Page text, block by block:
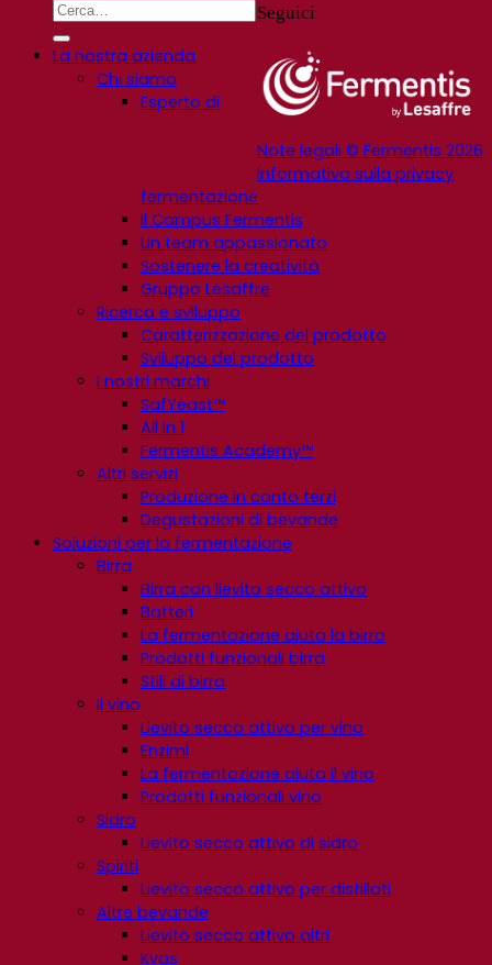
Seguici
Note legali © Fermentis 2026
Informativa sulla privacy
La nostra azienda
Chi siamo
Esperto di
fermentazione
Il Campus Fermentis
Un team appassionato
Sostenere la creatività
Gruppo Lesaffre
Ricerca e sviluppo
Caratterizzazione del prodotto
Sviluppo del prodotto
I nostri marchi
SafYeast™
All In 1
Fermentis Academy™
Altri servizi
Produzione in conto terzi
Degustazioni di bevande
Soluzioni per la fermentazione
Birra
Birra con lievito secco attivo
Batteri
La fermentazione aiuta la birra
Prodotti funzionali birra
Stili di birra
Il vino
Lievito secco attivo per vino
Enzimi
La fermentazione aiuta il vino
Prodotti funzionali vino
Sidro
Lievito secco attivo di sidro
Spiriti
Lievito secco attivo per distillati
Altre bevande
Lievito secco attivo altri
Kvas